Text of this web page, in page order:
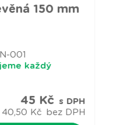
150 mm
001
každý
45 Kč s DPH
40,50 Kč
bez DPH